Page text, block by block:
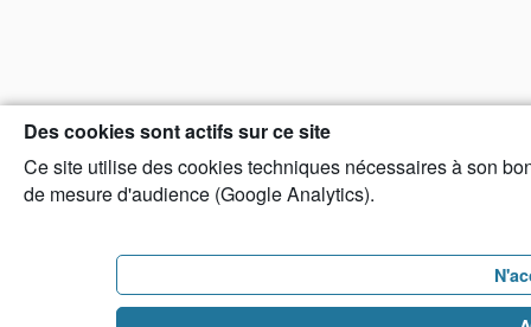
Des cookies sont actifs sur ce site
Ce site utilise des cookies techniques nécessaires à son
de mesure d'audience (Google Analytics).